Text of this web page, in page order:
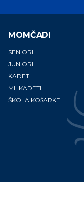
MOMČADI
SENIORI
JUNIORI
KADETI
ML.KADETI
ŠKOLA KOŠARKE